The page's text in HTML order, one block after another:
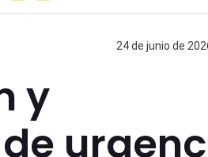
24 de junio de
y